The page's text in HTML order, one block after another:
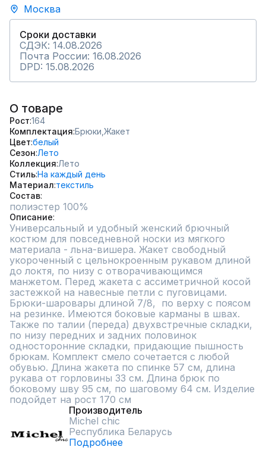
Москва
Сроки доставки
СДЭК: 14.08.2026
Почта России: 16.08.2026
DPD: 15.08.2026
О товаре
Рост 164
Комплектация Брюки, Жакет
Цвет белый
Сезон Лето
Коллекция Лето
СтильНа каждый день
Материал текстиль
Состав
полиэстер 100%
Описание
Универсальный и удобный женский брючный
костюм для повседневной носки из мягкого
материала - льна-вишера. Жакет свободный
укороченный с цельнокроенным рукавом длиной
до локтя, по низу с отворачивающимся
манжетом. Перед жакета с ассиметричной косой
застежкой на навесные петли с пуговицами.
Брюки-шаровары длиной 7/8,  по верху с поясом
на резинке. Имеются боковые карманы в швах.
Также по талии (переда) двухвстречные складки,
по низу передних и задних половинок
односторонние складки, придающие пышность
брюкам. Комплект смело сочетается с любой
обувью. Длина жакета по спинке 57 см, длина
рукава от горловины 33 см. Длина брюк по
боковому шву 95 см, по шаговому 64 см. Изделие
подойдет на рост 170 см
Производитель
Michel chic
Республика Беларусь
Подробнее